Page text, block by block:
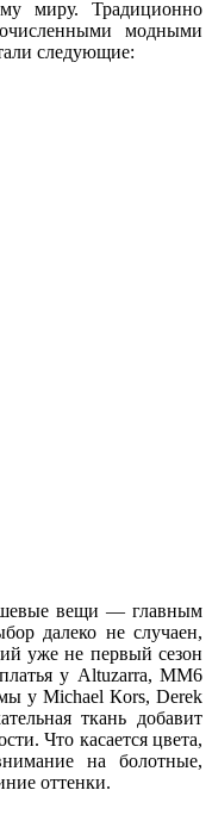
миру. Традиционно
модными
следующие:
вещи — главным
далеко не случаен,
уже не первый сезон
у Altuzarra, MM6
у Michael Кors, Derek
ткань добавит
Что касается цвета,
на болотные,
оттенки.